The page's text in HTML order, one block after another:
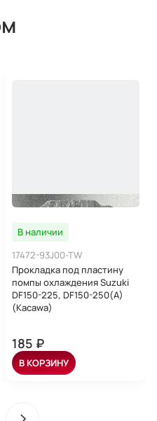
В наличии
17472-93J00-TW
Прокладка под пластину
помпы охлаждения Suzuki
DF150-225, DF150-250(A)
(Kacawa)
185 ₽
В КОРЗИНУ